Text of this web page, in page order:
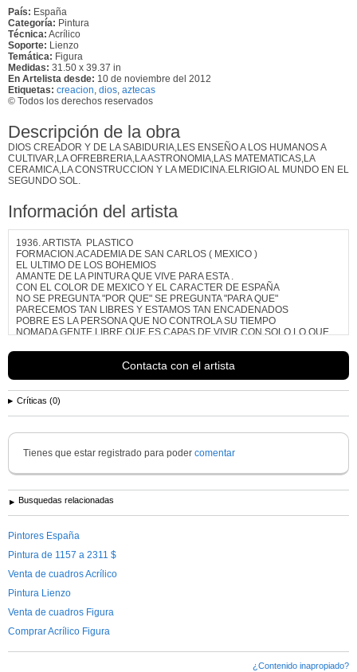
País: España
Categoría: Pintura
Técnica: Acrílico
Soporte: Lienzo
Temática: Figura
Medidas: 31.50 x 39.37 in
En Artelista desde: 10 de noviembre del 2012
Etiquetas: creacion, dios, aztecas
© Todos los derechos reservados
Descripción de la obra
DIOS CREADOR Y DE LA SABIDURIA,LES ENSEÑO A LOS HUMANOS A
CULTIVAR,LA OFREBRERIA,LA ASTRONOMIA,LAS MATEMATICAS,LA
CERAMICA,LA CONSTRUCCION Y LA MEDICINA.ELRIGIO AL MUNDO EN EL
SEGUNDO SOL.
Información del artista
1936. ARTISTA PLASTICO
FORMACION.ACADEMIA DE SAN CARLOS ( MEXICO )
EL ULTIMO DE LOS BOHEMIOS
AMANTE DE LA PINTURA QUE VIVE PARA ESTA .
CON EL COLOR DE MEXICO Y EL CARACTER DE ESPAÑA
NO SE PREGUNTA "POR QUE" SE PREGUNTA "PARA QUE"
PARECEMOS TAN LIBRES Y ESTAMOS TAN ENCADENADOS
POBRE ES LA PERSONA QUE NO CONTROLA SU TIEMPO
NOMADA GENTE LIBRE QUE ES CAPAS DE VIVIR CON SOLO LO QUE
EPITAFIO MURIO MIENTRAS ESTABA VIVO
PAISES DONDE EXISTE OBRA DEL AUTOR:...
Contacta con el artista
Críticas (0)
Tienes que estar registrado para poder comentar
Busquedas relacionadas
Pintores España
Pintura de 1157 a 2311 $
Venta de cuadros Acrílico
Pintura Lienzo
Venta de cuadros Figura
Comprar Acrílico Figura
¿Contenido inapropiado?